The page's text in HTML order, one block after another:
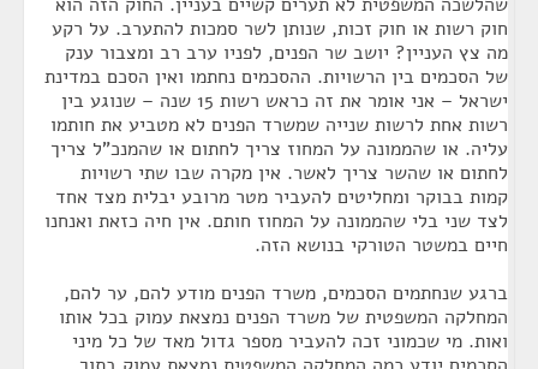
חוק רשות או חוק זכות, שנותן לשר סמכות להתערב. על רקע
מה צץ העניין? יושב שר הפנים, לפניו ערב רב ומצבור ענק
של הסכמים בין הרשויות. ההסכמים נחתמו ואין הסכם במדינת
ישראל – אני אומר את זה כראש רשות 15 שנה – שנוגע בין
רשות אחת לרשות שנייה שמשרד הפנים לא מטביע את חותמו
עליה. או שהממונה על המחוז צריך לחתום או שהמנכ"ל צריך
לחתום או שהשר צריך לאשר. אין מקרה שבו שתי רשויות
קמות בבוקר ומחליטים להעביר מטר מרובע יבלית מצד אחד
לצד שני בלי שהממונה על המחוז חותם. אין חיה כזאת ואנחנו
חיים במשטר הטורקי בנושא הזה.
ברגע שנחתמים הסכמים, משרד הפנים מודע להם, ער להם,
המחלקה המשפטית של משרד הפנים נמצאת עמוק בכל אותו
ואות. מי שכמוני זכה להעביר מספר גדול מאד של כל מיני